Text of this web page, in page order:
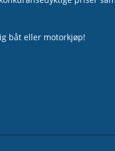
båt eller motorkjøp!